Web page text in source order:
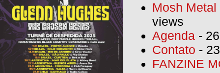
Mosh
views
Agenda -
Contato -
FANZINE